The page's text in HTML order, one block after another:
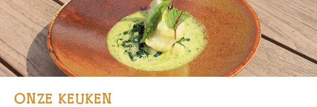
ONZE KEUKEN